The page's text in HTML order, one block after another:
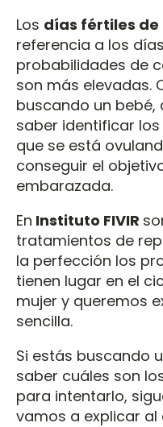
Los días fértiles de
referencia a los
probabilidades de
son más elevadas.
buscando un
saber identificar
que se está
conseguir el
embarazada.
En Instituto FIVIR
tratamientos de
la perfección los
tienen lugar en el
mujer y queremos
sencilla.
Si estás buscando
saber cuáles son
para intentarlo,
vamos a explicar al